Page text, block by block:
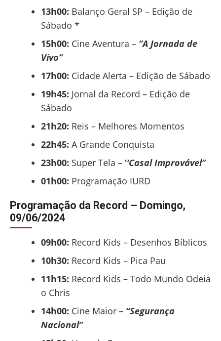
13h00: Balanço Geral SP – Edição de
Sábado *
15h00: Cine Aventura – “A Jornada de
Vivo”
17h00: Cidade Alerta – Edição de Sábado
19h45: Jornal da Record – Edição de
Sábado
21h20: Reis – Melhores Momentos
22h45: A Grande Conquista
23h00: Super Tela – ‘‘Casal Improvável”
01h00: Programação IURD
Programação da Record – Domingo,
09/06/2024
09h00: Record Kids – Desenhos Bíblicos
10h30: Record Kids – Pica Pau
11h15: Record Kids – Todo Mundo Odeia
o Chris
14h00: Cine Maior – “Segurança
Nacional”